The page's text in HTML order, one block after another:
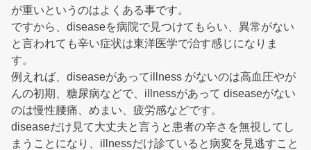
が重いというのはよくある事です。
ですから、diseaseを病院で見つけてもらい、異常がない
と言われても辛い症状は東洋医学で治す感じになりま
す。
例えれば、diseaseがあってillness がないのは高血圧やが
んの初期、糖尿病などで、illnessがあって diseaseがない
のは慢性腰痛、めまい、疲労感などです。
diseaseだけ見て大丈夫と言うと患者の辛さを無視してし
まうことになり、illnessだけ診ていると病変を見逃すこと